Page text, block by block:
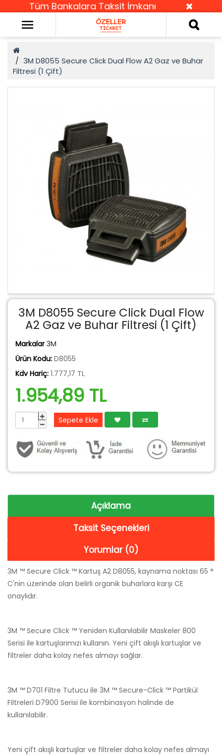
Tüm Bankalara Taksit İmkanı
3M D8055 Secure Click Dual Flow A2 Gaz ve Buhar
Filtresi (1 Çift)
3M D8055 Secure Click Dual Flow
A2 Gaz ve Buhar Filtresi (1 Çift)
Markalar 3M
Ürün Kodu: D8055
Kdv Hariç: 1.777,17 TL
1.954,89 TL
Sepete Ekle
Açıklama
Taksit Seçenekleri
Yorumlar (0)
3M ™ Secure Click ™ Kartuş A2 D8055, kaynama noktası 65 °
C'nin üzerinde olan belirli organik buharlara karşı CE
onaylıdır.
3M ™ Secure Click ™ Yeniden Kullanılabilir Maskeler 800
Serisi ile kartuşlarımızı kullanın. Yeni çift akışlı kartuşlar ve
filtreler daha kolay nefes almayı sağlar.
3M ™ D701 Filtre Tutucu ile 3M ™ Secure-Click ™ Partikül
Filtreleri D7900 Serisi ile kombinasyon halinde de
kullanılabilir.
Yeni çift akışlı kartuşlar ve filtreler daha kolay nefes almayı